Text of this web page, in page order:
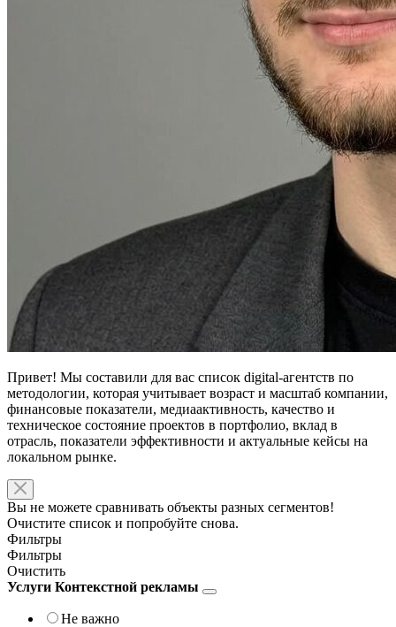
Привет! Мы составили для вас список digital-агентств по
методологии, которая учитывает возраст и масштаб компании,
финансовые показатели, медиаактивность, качество и
техническое состояние проектов в портфолио, вклад в
отрасль, показатели эффективности и актуальные кейсы на
локальном рынке.
Вы не можете сравнивать объекты разных сегментов!
Очистите список и попробуйте снова.
Фильтры
Фильтры
Очистить
Услуги Контекстной рекламы
Не важно